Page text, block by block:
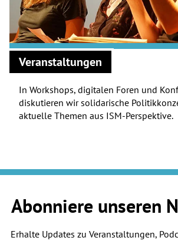
Veranstaltungen
In Workshops, digitalen Foren und
diskutieren wir solidarische
aktuelle Themen aus ISM-Perspektive.
Abonniere unseren
Erhalte Updates zu Veranstaltungen,